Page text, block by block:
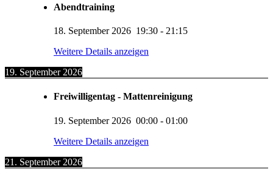
Abendtraining
18. September 2026 19:30 - 21:15
Weitere Details anzeigen
19. September 2026
Freiwilligentag - Mattenreinigung
19. September 2026 00:00 - 01:00
Weitere Details anzeigen
21. September 2026